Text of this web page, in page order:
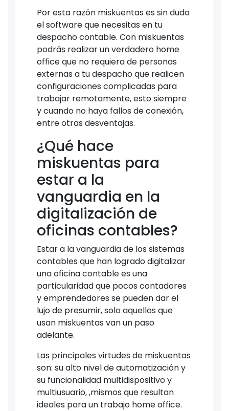
Por esta razón miskuentas es sin duda
el software que necesitas en tu
despacho contable. Con miskuentas
podrás realizar un verdadero home
office que no requiera de personas
externas a tu despacho que realicen
configuraciones complicadas para
trabajar remotamente, esto siempre
y cuando no haya fallos de conexión,
entre otras desventajas.
¿Qué hace
miskuentas para
estar a la
vanguardia en la
digitalización de
oficinas contables?
Estar a la vanguardia de los sistemas
contables que han logrado digitalizar
una oficina contable es una
particularidad que pocos contadores
y emprendedores se pueden dar el
lujo de presumir, solo aquellos que
usan miskuentas van un paso
adelante.
Las principales virtudes de miskuentas
son: su alto nivel de automatización y
su funcionalidad multidispositivo y
multiusuario, ,mismos que resultan
ideales para un trabajo home office.